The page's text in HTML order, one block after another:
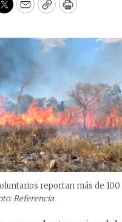
Twitter
EmailCopyPrint
reportan más de 100
Referencia